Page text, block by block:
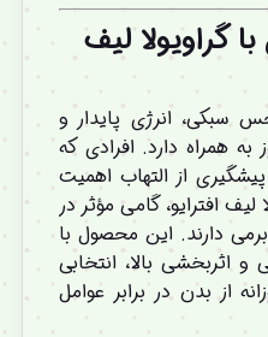
گراویولا لیف
سبکی، انرژی پایدار و
همراه دارد. افرادی که
از التهاب اهمیت
افترایو، گامی مؤثر در
دارند. این محصول با
اثربخشی بالا، انتخابی
از بدن در برابر عوامل